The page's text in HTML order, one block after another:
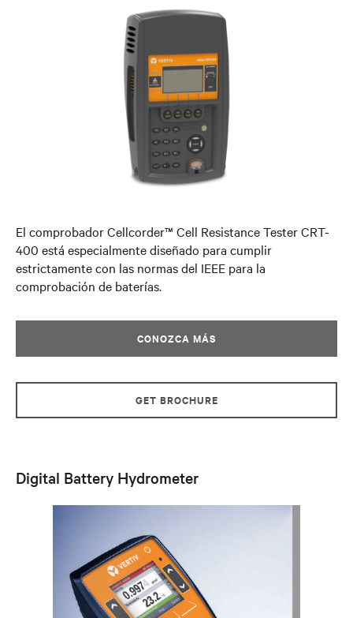
El comprobador Cellcorder™ Cell Resistance Tester CRT-
400 está especialmente diseñado para cumplir
estrictamente con las normas del IEEE para la
comprobación de baterías.
CONOZCA MÁS
GET BROCHURE
Digital Battery Hydrometer